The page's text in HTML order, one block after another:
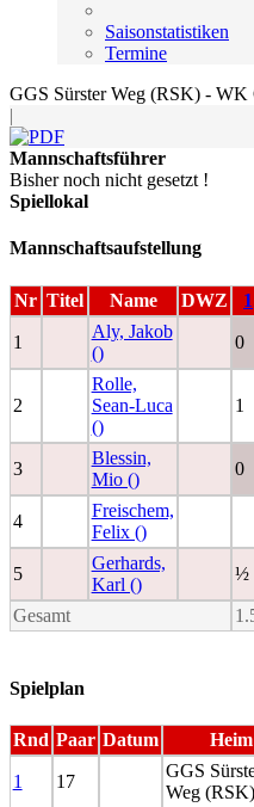
Saisonstatistiken
Termine
GGS Sürster Weg (RSK) - WK
|
Mannschaftsführer
Bisher noch nicht gesetzt !
Spiellokal
Mannschaftsaufstellung
Nr Titel Name DWZ 1
1
Aly, Jakob
()
0
2
Rolle,
Sean-Luca
()
1
3
Blessin,
Mio ()
0
4
Freischem,
Felix ()
5
Gerhards,
Karl ()
½
Gesamt
Spielplan
Rnd Paar Datum Heim
1 17
GGS
Weg (RSK)